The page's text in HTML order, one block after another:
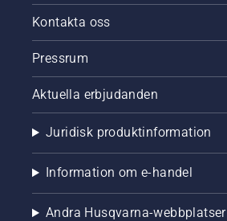
Kontakta oss
Pressrum
Aktuella erbjudanden
Juridisk produktinformation
Information om e-handel
Andra Husqvarna-webbplatser